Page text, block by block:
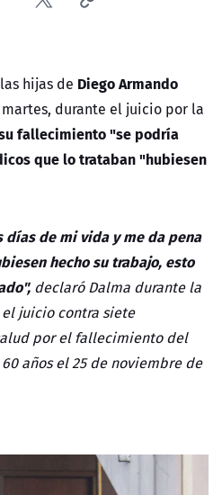
hijas de Diego Armando
durante el juicio por la
fallecimiento "se podría
que lo trataban "hubiesen
días de mi vida y me da pena
hecho su trabajo, esto
declaró Dalma durante la
juicio contra siete
por el fallecimiento del
años el 25 de noviembre de